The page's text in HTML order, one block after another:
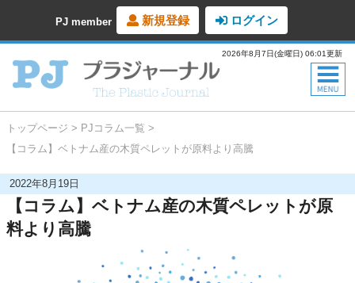
PJ member 新規登録 ログイン
2026年8月7日(金曜日) 06:01更新
トップページ
PJコラム一覧
【コラム】ベトナム産の木質ペレットが原料より高騰
2022年8月19日
【コラム】ベトナム産の木質ペレットが原
料より高騰